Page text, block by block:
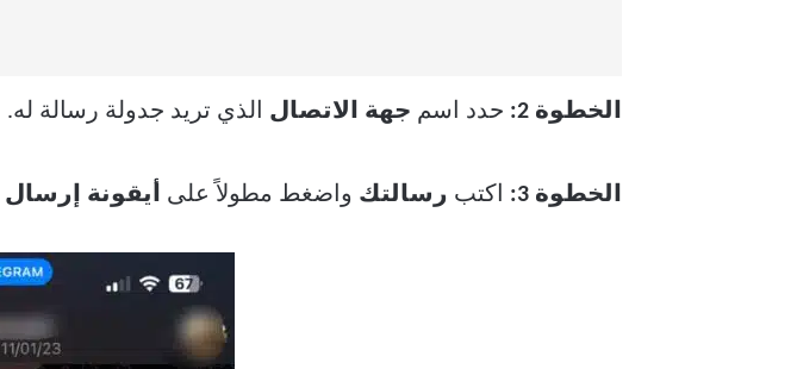
الخطوة 2: حدد اسم جهة الاتصال الذي تريد جدولة رسالة له.
الخطوة 3: اكتب رسالتك واضغط مطولاً على أيقونة إرسال